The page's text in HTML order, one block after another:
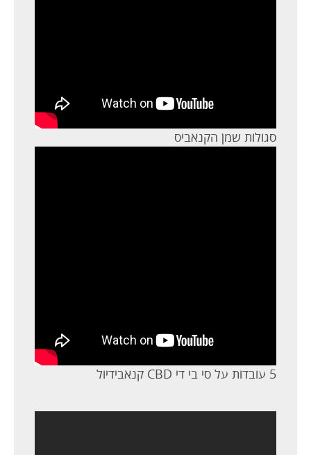
סגולות שמן הקנאביס
5 עובדות על סי בי די CBD קנאבידיול